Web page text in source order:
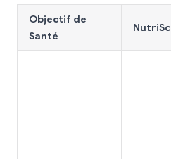
Objectif de
Santé